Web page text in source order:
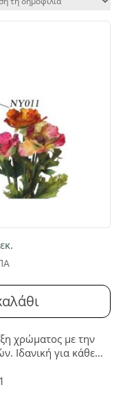
χρώματος με την
Ιδανική για κάθε
φροντίδα.